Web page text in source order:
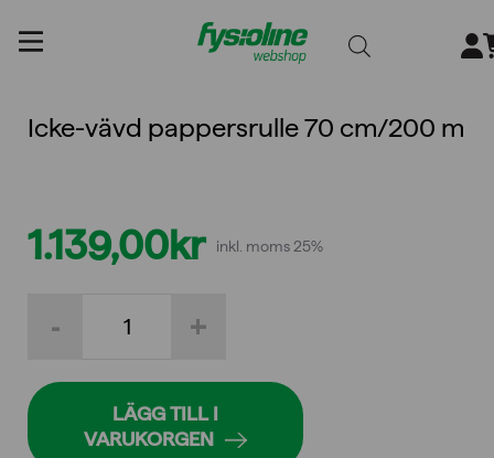
innehållet
Icke-vävd pappersrulle 70 cm/200 m
1.139,00kr inkl. moms 25%
+
cm/200
m
-
LÄGG TILL I
VARUKORGEN